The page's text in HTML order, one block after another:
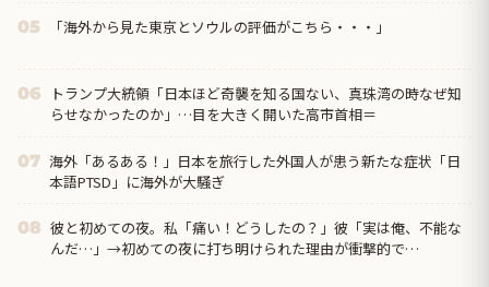
05 「海外から見た東京とソウルの評価がこちら・・・」
06
トランプ大統領「日本ほど奇襲を知る国ない、真珠湾の時なぜ知
らせなかったのか」…目を大きく開いた高市首相＝
07 海外「あるある！」日本を旅行した外国人が患う新たな症状「日
本語PTSD」に海外が大騒ぎ
08 彼と初めての夜。私「痛い！どうしたの？」彼「実は俺、不能な
んだ…」→初めての夜に打ち明けられた理由が衝撃的で…